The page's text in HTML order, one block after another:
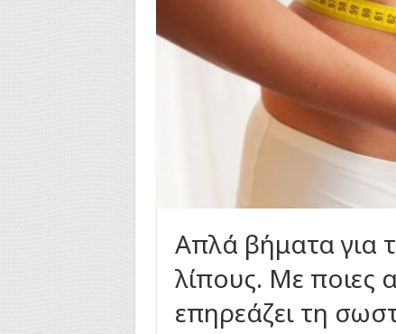
Απλά βήματα για
λίπους. Με ποιες
επηρεάζει τη